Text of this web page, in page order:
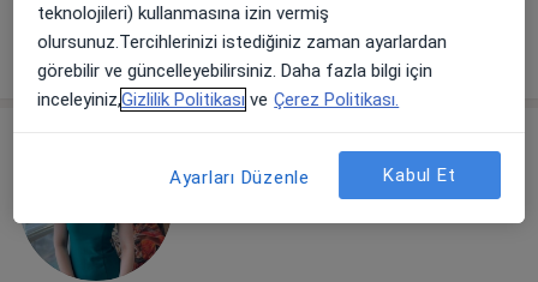
Randevu talep et
teknolojileri) kullanmasına izin vermiş
olursunuz.Tercihlerinizi istediğiniz zaman ayarlardan
görebilir ve güncelleyebilirsiniz. Daha fazla bilgi için
inceleyiniz,Gizlilik Politikası ve Çerez Politikası.
Ayarları Düzenle Kabul Et